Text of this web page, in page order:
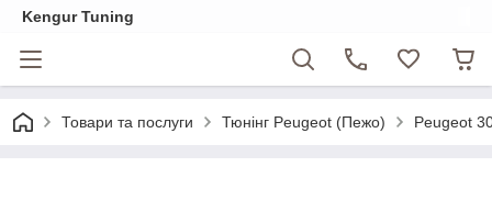
Kengur Tuning
Товари та послуги Тюнінг Peugeot (Пежо) Peugeot